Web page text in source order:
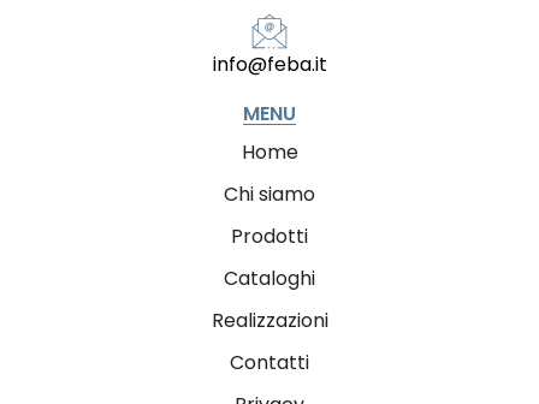
info@feba.it
MENU
Home
Chi siamo
Prodotti
Cataloghi
Realizzazioni
Contatti